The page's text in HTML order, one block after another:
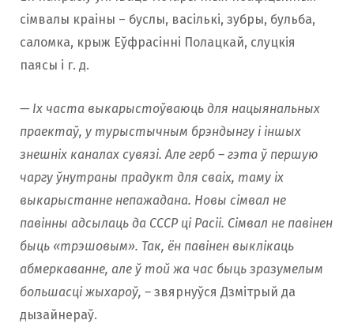
сімвалы краіны – буслы, васількі, зубры, бульба,
саломка, крыж Еўфрасінні Полацкай, слуцкія
паясы і г. д.
— Іх часта выкарыстоўваюць для нацыянальных
праектаў, у турыстычным брэндынгу і іншых
знешніх каналах сувязі. Але герб – гэта ў першую
чаргу ўнутраны прадукт для сваіх, таму іх
выкарыстанне непажадана. Новы сімвал не
павінны адсылаць да СССР ці Расіі. Сімвал не павінен
быць «трэшовым». Так, ён павінен выклікаць
абмеркаванне, але ў той жа час быць зразумелым
большасці жыхароў, – звярнуўся Дзмітрый да
дызайнераў.